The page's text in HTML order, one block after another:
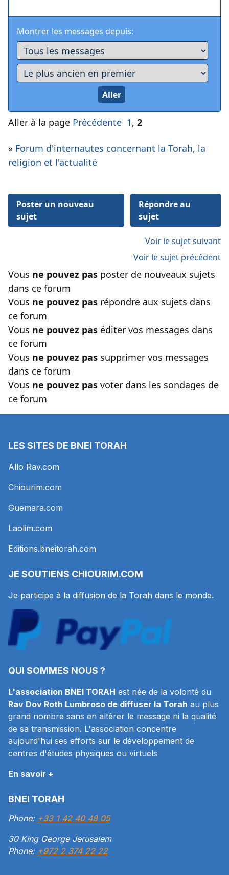
Montrer les messages depuis:
Aller à la page Précédente 1, 2
» Forum d'internautes concernant la Torah, la
religion et l'actualité
Poster un nouveau
sujet
Répondre au
sujet
Voir le sujet suivant
Voir le sujet précédent
Vous ne pouvez pas poster de nouveaux sujets
dans ce forum
Vous ne pouvez pas répondre aux sujets dans
ce forum
Vous ne pouvez pas éditer vos messages dans
ce forum
Vous ne pouvez pas supprimer vos messages
dans ce forum
Vous ne pouvez pas voter dans les sondages de
ce forum
LES SITES DE BNEI TORAH
Allo Rav.com
Chiourim.com
Guemara.com
Laolim.com
Editions.bneitorah.com
JE SOUTIENS CHIOURIM.COM
Je participe à la diffusion de la Torah dans le monde.
QUI SOMMES NOUS ?
L'association BNEI TORAH est née de la volonté du
Rav Dov Roth Lumbroso de diffuser la Torah au plus
grand nombre sans en altérer le message ni la qualité
de sa transmission. L'association concentre
aujourd'hui ses efforts sur le développement de
centres d'études physiques ou virtuels
En savoir +
BNEI TORAH
Phone: +33 1 42 40 48 05
30 King George Jerusalem
Phone: +972 2 374 22 22